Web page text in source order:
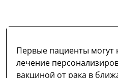
Первые пациенты могут
лечение
вакциной от рака в